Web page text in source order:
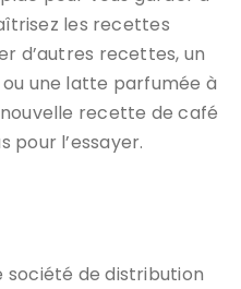
les recettes
d’autres recettes, un
une latte parfumée à
recette de café
pour l’essayer.
société de distribution